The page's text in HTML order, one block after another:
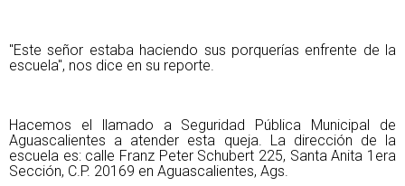
"Este señor estaba haciendo sus porquerías enfrente de la
escuela", nos dice en su reporte.
Hacemos el llamado a Seguridad Pública Municipal de
Aguascalientes a atender esta queja. La dirección de la
escuela es: calle Franz Peter Schubert 225, Santa Anita 1era
Sección, C.P. 20169 en Aguascalientes, Ags.